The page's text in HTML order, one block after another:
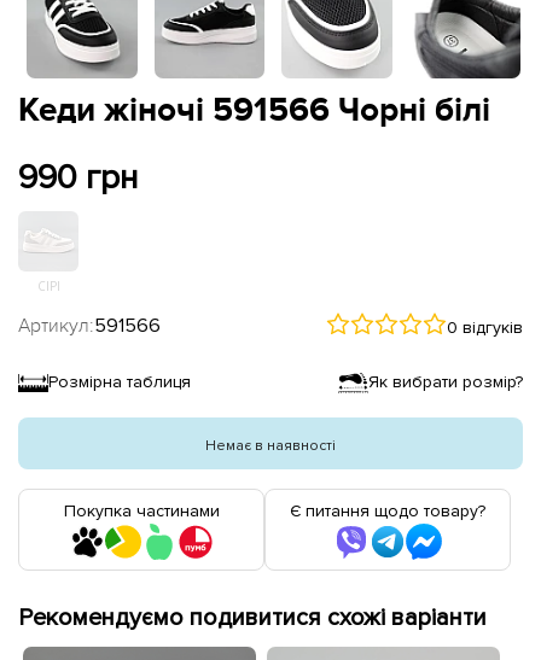
Кеди жіночі 591566 Чорні білі
990 грн
СІРІ
Артикул:591566 0 відгуків
Розмірна таблиця Як вибрати розмір?
Немає в наявності
Покупка частинами Є питання щодо товару?
Рекомендуємо подивитися схожі варіанти